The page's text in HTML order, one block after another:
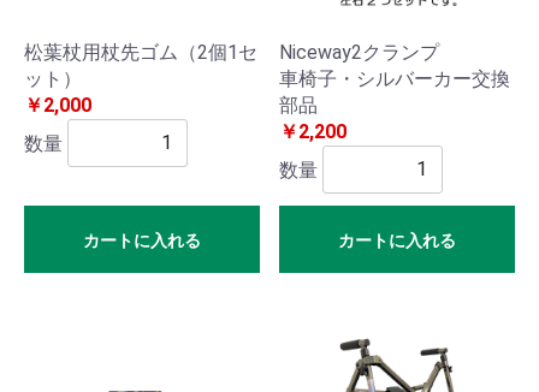
関連
商品
医療
松葉杖用杖先ゴム（2個1セ
ット）
￥2,000
数量
カートに入れる
Niceway2クランプ
車椅子・シルバーカー交換
部品
￥2,200
数量
カートに入れる